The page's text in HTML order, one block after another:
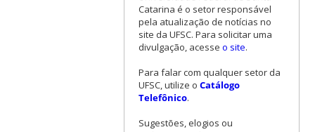
Catarina é o setor responsável
pela atualização de notícias no
site da UFSC. Para solicitar uma
divulgação, acesse o site.
Para falar com qualquer setor da
UFSC, utilize o Catálogo
Telefônico.
Sugestões, elogios ou